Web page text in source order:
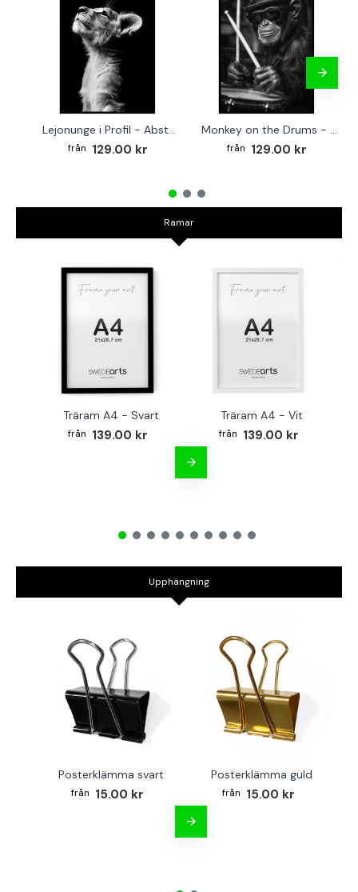
Lejonunge i Profil - Abstrakt poster i svartvitt
129.00 kr
Monkey on the Drums - Trendig poster
129.00 kr
Ramar
Träram A4 - Svart
139.00 kr
Träram A4 - Vit
139.00 kr
Upphängning
Posterklämma svart
15.00 kr
Posterklämma guld
15.00 kr